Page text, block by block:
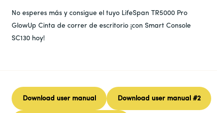
No esperes más y consigue el tuyo LifeSpan TR5000 Pro
GlowUp Cinta de correr de escritorio ¡con Smart Console
SC130 hoy!
Download user manual Download user manual #2